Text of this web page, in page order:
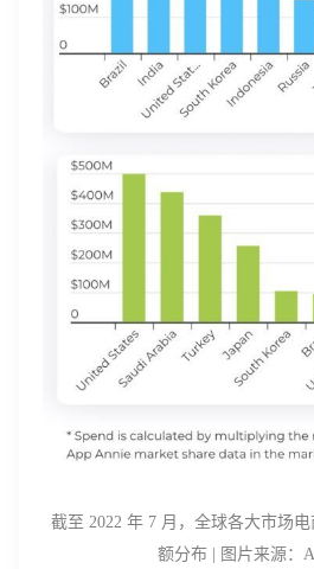
截至 2022 年 7 月，全球各大市场
额分布 | 图片来源：